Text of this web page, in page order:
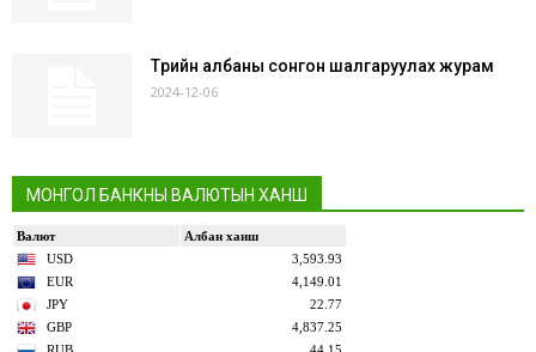
Төрийн албаны сонгон шалгаруулах журам
2024-12-06
МОНГОЛ БАНКНЫ ВАЛЮТЫН ХАНШ